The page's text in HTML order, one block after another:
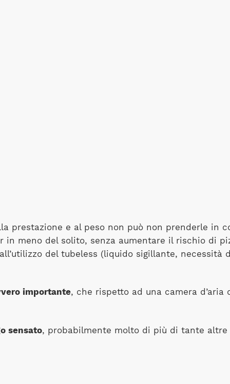
prestazione e al peso non può non prenderle in
in meno del solito, senza aumentare il rischio di
del tubeless (liquido sigillante,
importante, che rispetto ad una camera
sensato, probabilmente molto di più di tante